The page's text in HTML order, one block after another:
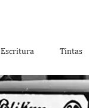
Escritura Tintas